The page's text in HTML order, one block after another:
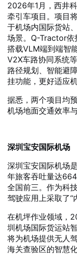
2026年1月，西井
牵引车项目。项目
于机场内国际货站
场景。Q-Tractor依
搭载VLM端到端智
V2X车路协同系统
路径规划、智能避
挂功能，更好适应
据悉，两个项目均
机场地面交通效率
深圳宝安国际机场
深圳宝安国际机场
年旅客吞吐量达
全国前三。作为科
驾驶应用上采取了“
在机坪作业领域，
圳机场国际货运站
将为机场提供无人
海关查验区的智慧